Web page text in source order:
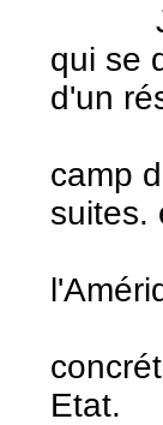
Je
qui se
d'un
Le
camp
suites.
La
Etat.